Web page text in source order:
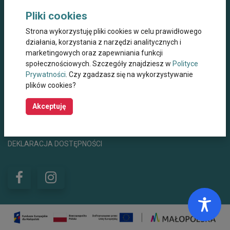
Pliki cookies
Strona wykorzystuję pliki cookies w celu prawidłowego
działania, korzystania z narzędzi analitycznych i
marketingowych oraz zapewniania funkcji
społecznościowych. Szczegóły znajdziesz w Polityce
Prywatności . Czy zgadzasz się na wykorzystywanie
plików cookies?
Akceptuję
Miejskie Centrum Opieki dla Osób Starszych,
Przewlekle Niepełnosprawnych oraz
Niesamodzielnych w Krakowie
ul. Wielicka 267, 30-663 Kraków
+48 12 44 67 565
mco@mco.krakow.pl
Godziny otwarcia
DEKLARACJA DOSTĘPNOŚCI